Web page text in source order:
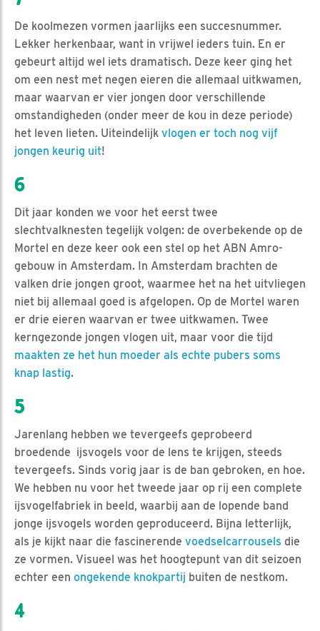
De koolmezen vormen jaarlijks een succesnummer.
Lekker herkenbaar, want in vrijwel ieders tuin. En er
gebeurt altijd wel iets dramatisch. Deze keer ging het
om een nest met negen eieren die allemaal uitkwamen,
maar waarvan er vier jongen door verschillende
omstandigheden (onder meer de kou in deze periode)
het leven lieten. Uiteindelijk vlogen er toch nog vijf
jongen keurig uit!
6
Dit jaar konden we voor het eerst twee
slechtvalknesten tegelijk volgen: de overbekende op de
Mortel en deze keer ook een stel op het ABN Amro-
gebouw in Amsterdam. In Amsterdam brachten de
valken drie jongen groot, waarmee het na het uitvliegen
niet bij allemaal goed is afgelopen. Op de Mortel waren
er drie eieren waarvan er twee uitkwamen. Twee
kerngezonde jongen vlogen uit, maar voor die tijd
maakten ze het hun moeder als echte pubers soms
knap lastig.
5
Jarenlang hebben we tevergeefs geprobeerd
broedende ijsvogels voor de lens te krijgen, steeds
tevergeefs. Sinds vorig jaar is de ban gebroken, en hoe.
We hebben nu voor het tweede jaar op rij een complete
ijsvogelfabriek in beeld, waarbij aan de lopende band
jonge ijsvogels worden geproduceerd. Bijna letterlijk,
als je kijkt naar die fascinerende voedselcarrousels die
ze vormen. Visueel was het hoogtepunt van dit seizoen
echter een ongekende knokpartij buiten de nestkom.
4